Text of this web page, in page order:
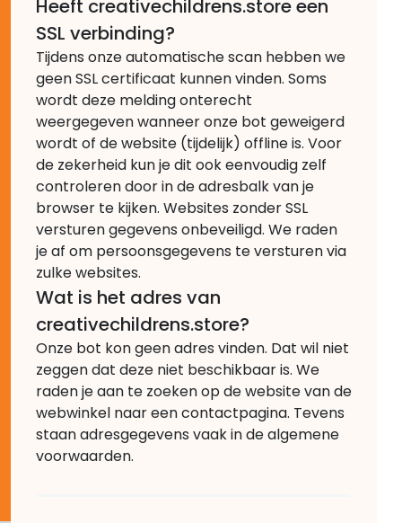
Heeft creativechildrens.store een
SSL verbinding?
Tijdens onze automatische scan hebben we
geen SSL certificaat kunnen vinden. Soms
wordt deze melding onterecht
weergegeven wanneer onze bot geweigerd
wordt of de website (tijdelijk) offline is. Voor
de zekerheid kun je dit ook eenvoudig zelf
controleren door in de adresbalk van je
browser te kijken. Websites zonder SSL
versturen gegevens onbeveiligd. We raden
je af om persoonsgegevens te versturen via
zulke websites.
Wat is het adres van
creativechildrens.store?
Onze bot kon geen adres vinden. Dat wil niet
zeggen dat deze niet beschikbaar is. We
raden je aan te zoeken op de website van de
webwinkel naar een contactpagina. Tevens
staan adresgegevens vaak in de algemene
voorwaarden.